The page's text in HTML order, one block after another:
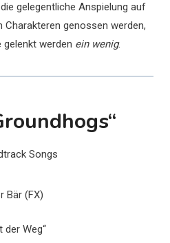
gelegentliche Anspielung auf
Charakteren genossen werden,
gelenkt werden ein wenig.
Bär (FX)
der Weg“